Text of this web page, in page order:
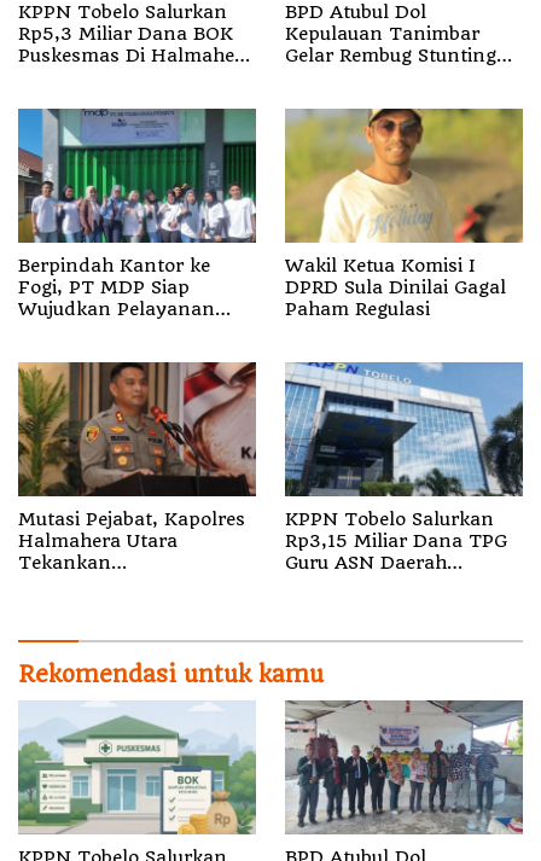
KPPN Tobelo Salurkan
Rp5,3 Miliar Dana BOK
Puskesmas Di Halmahera
BPD Atubul Dol
Kepulauan Tanimbar
Gelar Rembug Stunting
Berpindah Kantor ke
Fogi, PT MDP Siap
Wujudkan Pelayanan
Wakil Ketua Komisi I
DPRD Sula Dinilai Gagal
Paham Regulasi
Mutasi Pejabat, Kapolres
Halmahera Utara
Tekankan
KPPN Tobelo Salurkan
Rp3,15 Miliar Dana TPG
Guru ASN Daerah
Rekomendasi untuk kamu